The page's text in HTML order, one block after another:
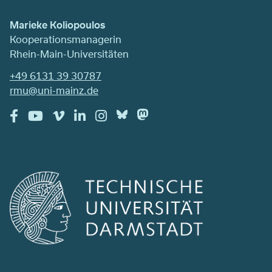
Marieke Koliopoulos
Kooperationsmanagerin
Rhein-Main-Universitäten
+49 6131 39 30787
rmu@uni-mainz.de